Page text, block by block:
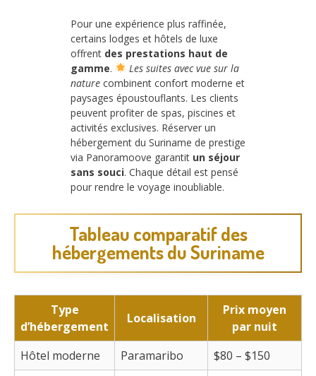
Pour une expérience plus raffinée,
certains lodges et hôtels de luxe
offrent des prestations haut de
gamme.
Les suites avec vue sur la
nature combinent confort moderne et
paysages époustouflants. Les clients
peuvent profiter de spas, piscines et
activités exclusives. Réserver un
hébergement du Suriname de prestige
via Panoramoove garantit un séjour
sans souci. Chaque détail est pensé
pour rendre le voyage inoubliable.
Tableau comparatif des
hébergements du Suriname
Type
d’hébergement
Localisation
Prix moyen
par nuit
Hôtel moderne
Paramaribo $80 – $150